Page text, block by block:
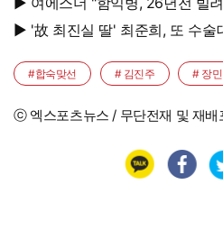
시작"▶ '故 최진실 딸' 최준희, 또 수
#합숙맞선 # 김진주 # 장
ⓒ 엑스포츠뉴스 / 무단전재 및 재배